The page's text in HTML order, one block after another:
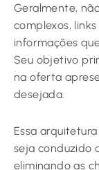
Geralmente,
complexos,
informações
Seu objetivo
na oferta
desejada.
Essa
seja conduzido
eliminando as